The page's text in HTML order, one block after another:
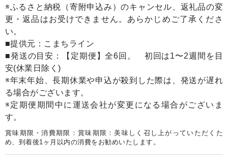
※ふるさと納税（寄附申込み）のキャンセル、返礼品の変
更・返品はお受けできません。あらかじめご了承くださ
い。
■提供元：こまちライン
■発送の目安：【定期便】全6回。 初回は1〜2週間を目
安(休業日除く)
※年末年始、長期休業や申込が殺到した際は、発送が遅れ
る場合がございます。
※定期便期間中に運送会社が変更になる場合がございま
す。
賞味期限・消費期限：賞味期限：美味しく召し上がっていただくた
め、到着後1ヶ月以内の消費をお勧めいたします。